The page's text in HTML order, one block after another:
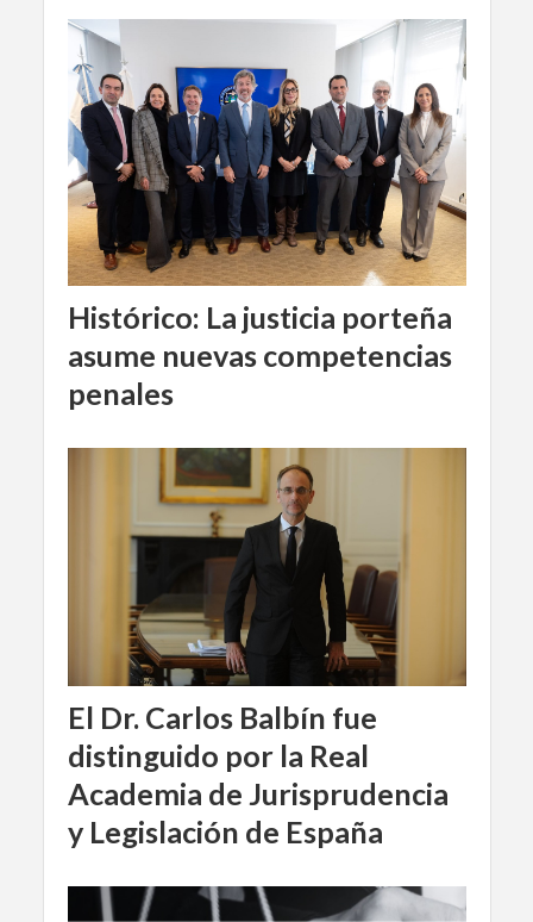
Histórico: La justicia porteña
asume nuevas competencias
penales
El Dr. Carlos Balbín fue
distinguido por la Real
Academia de Jurisprudencia
y Legislación de España